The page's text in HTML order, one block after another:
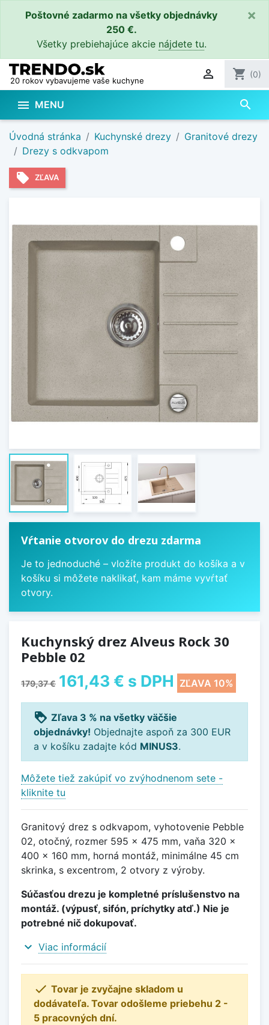
Poštovné zadarmo na všetky objednávky
250 €.
Všetky prebiehajúce akcie nájdete tu.
×
20 rokov vybavujeme vaše kuchyne  shopping_cart (0)
 MENU search
Úvodná stránka Kuchynské drezy
Granitové drezy
Drezy s odkvapom
local_offer ZĽAVA
Vŕtanie otvorov do drezu zdarma
Je to jednoduché – vložíte produkt do košíka a v
košíku si môžete naklikať, kam máme vyvŕtať
otvory.
Kuchynský drez Alveus Rock 30
Pebble 02
179,37 € 161,43 € s DPH ZĽAVA 10%
loyalty Zľava 3 % na všetky väčšie
objednávky! Objednajte aspoň za 300 EUR
a v košíku zadajte kód MINUS3.
Môžete tiež zakúpiť vo zvýhodnenom sete -
kliknite tu
Granitový drez s odkvapom, vyhotovenie Pebble
02, otočný, rozmer 595 x 475 mm, vaňa 320 x
400 x 160 mm, horná montáž, minimálne 45 cm
skrinka, s excentrom, 2 otvory z výroby.
Súčasťou drezu je kompletné príslušenstvo na
montáž. (výpusť, sifón, príchytky atď.) Nie je
potrebné nič dokupovať.
expand_more Viac informácií
 Tovar je zvyčajne skladom u
dodávateľa. Tovar odošleme priebehu 2 -
5 pracovných dní.